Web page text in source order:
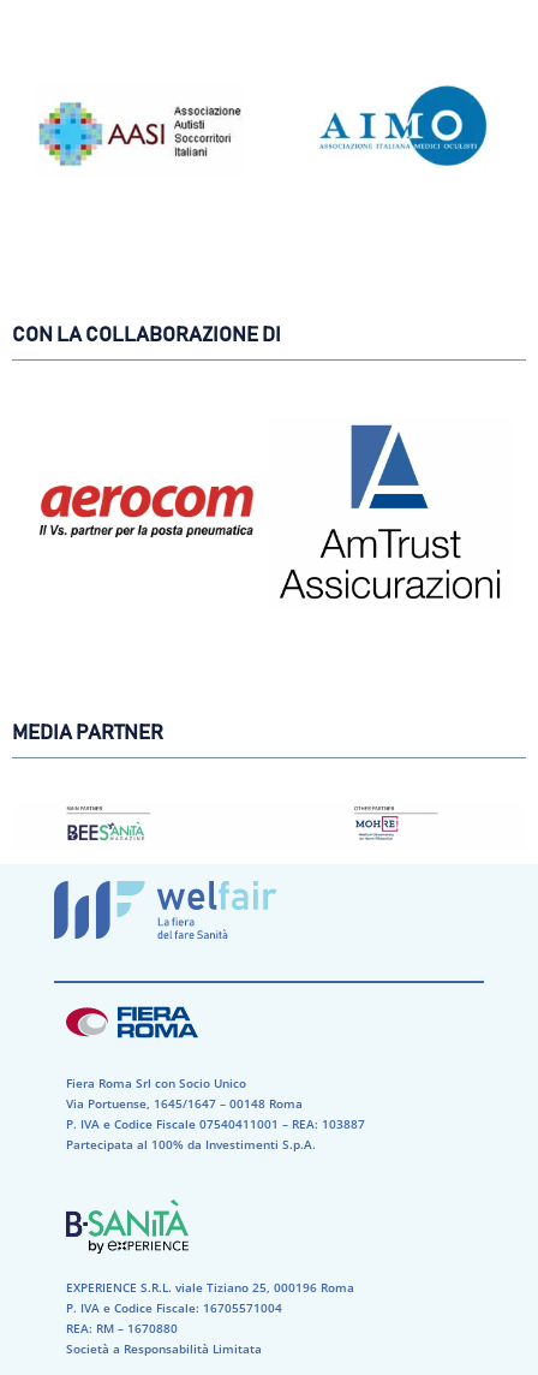
CON LA COLLABORAZIONE DI
MEDIA PARTNER
Fiera Roma Srl con Socio Unico
Via Portuense, 1645/1647 – 00148 Roma
P. IVA e Codice Fiscale 07540411001​ – REA: 103887​
Partecipata al 100% da Investimenti S.p.A.
EXPERIENCE S.R.L. viale Tiziano 25, 000196 Roma
P. IVA e Codice Fiscale: 16705571004
REA: RM – 1670880
Società a Responsabilità Limitata